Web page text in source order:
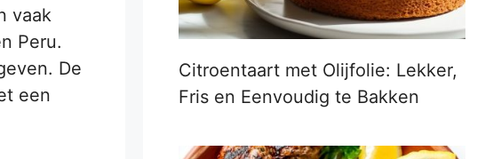
vaak
Peru.
De
een
Citroentaart met Olijfolie: Lekker,
Fris en Eenvoudig te Bakken